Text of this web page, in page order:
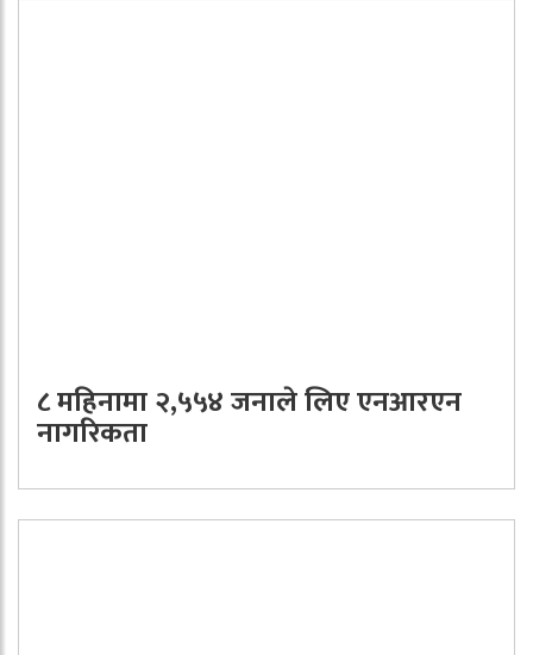
८ महिनामा २,५५४ जनाले लिए एनआरएन
नागरिकता